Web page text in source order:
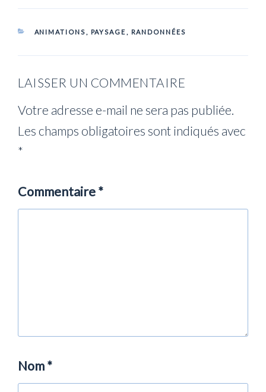
CATÉGORIES
ANIMATIONS PAYSAGE RANDONNÉES
LAISSER UN COMMENTAIRE
Votre adresse e-mail ne sera pas publiée.
Les champs obligatoires sont indiqués avec
*
Commentaire*
Nom*